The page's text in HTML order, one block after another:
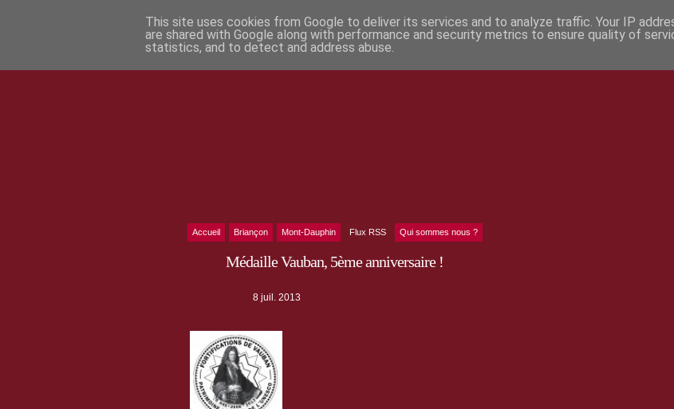
Accueil Briançon Mont-Dauphin Flux RSS Qui sommes nous ?
Médaille Vauban, 5ème anniversaire !
8 juil. 2013
This site uses cookies from Google to deliver its services and to analyze traffic. Your IP
are shared with Google along with performance and security metrics to ensure quality of
statistics, and to detect and address abuse.